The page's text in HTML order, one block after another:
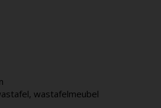
wastafelmeubel